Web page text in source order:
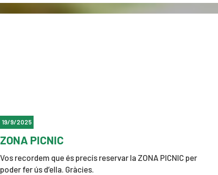
19/9/2025
ZONA PICNIC
Vos recordem que és precís reservar la ZONA PICNIC per
poder fer ús d’ella. Gràcies.